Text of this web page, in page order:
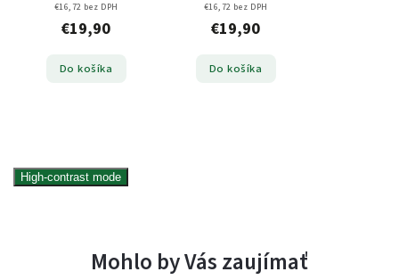
€16,72 bez DPH
€19,90
Do košíka
€16,72 bez DPH
€19,90
Do košíka
High-contrast mode
Mohlo by Vás zaujímať